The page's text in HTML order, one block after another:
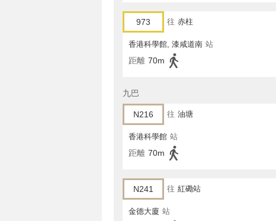
973 往 赤柱
香港科學館, 漆咸道南 站
距離 70m
九巴
N216 往 油塘
香港科學館 站
距離 70m
N241 往 紅磡站
金德大廈 站